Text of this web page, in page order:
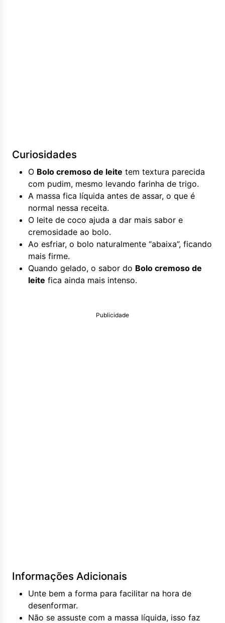
Curiosidades
O Bolo cremoso de leite tem textura parecida
com pudim, mesmo levando farinha de trigo.
A massa fica líquida antes de assar, o que é
normal nessa receita.
O leite de coco ajuda a dar mais sabor e
cremosidade ao bolo.
Ao esfriar, o bolo naturalmente “abaixa”, ficando
mais firme.
Quando gelado, o sabor do Bolo cremoso de
leite fica ainda mais intenso.
Publicidade
Informações Adicionais
Unte bem a forma para facilitar na hora de
desenformar.
Não se assuste com a massa líquida, isso faz